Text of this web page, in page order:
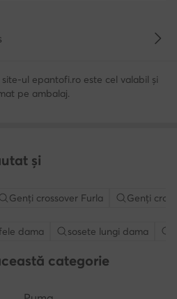
ul epantofi.ro este cel valabil și
pe ambalaj.
și
Genți crossover Furla Genți
dama sosete lungi dama
categorie